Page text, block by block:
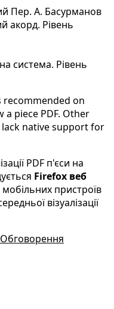
Пер. А. Басурманов
акорд. Рівень
система. Рівень
recommended on
piece PDF. Other
native support for
PDF п'єси на
Firefox веб
пристроїв
візуалізації